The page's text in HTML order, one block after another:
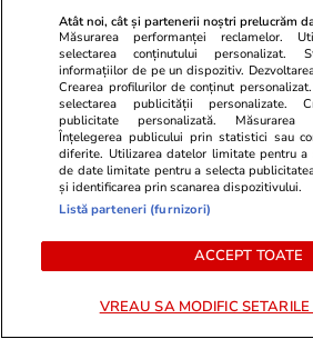
Știri România
Reportaj de la cavoul Sfântului
Preot Mărturisitor și legionar la
tinerețe Ilie Lăcătușu, unde
Icoana Arhanghelul Mihail,
pelerinii
Știri România
Atât noi, cât și partenerii noștri prelucrăm
Măsurarea performanței reclamelor.
selectarea conținutului personalizat.
informațiilor de pe un dispozitiv.
Crearea profilurilor de conținut
selectarea publicității personalizate.
publicitate personalizată. Măsurarea
Înțelegerea publicului prin statistici sau
diferite. Utilizarea datelor limitate pentru a
de date limitate pentru a selecta
și identificarea prin scanarea dispozitivului.
Listă parteneri (furnizori)
ACCEPT TOATE
VREAU SA MODIFIC